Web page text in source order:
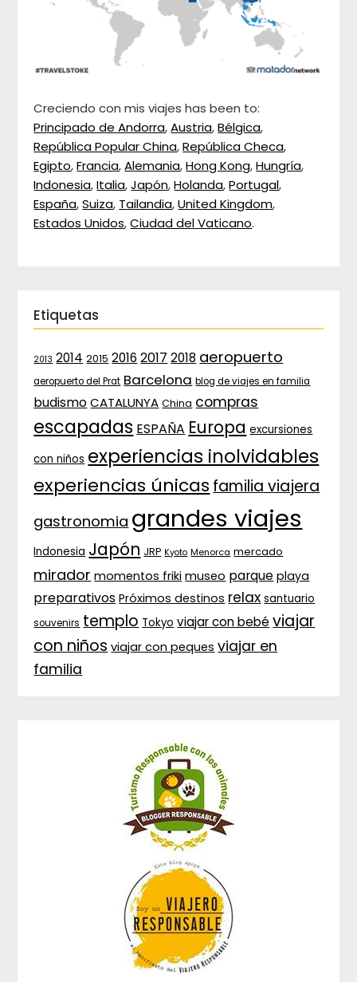
Creciendo con mis viajes has been to:
Principado de Andorra,Austria,Bélgica,
República Popular China,República Checa,
Egipto,Francia,Alemania,Hong Kong,Hungría,
Indonesia,Italia,Japón,Holanda,Portugal,
España,Suiza, Tailandia,United Kingdom,
Estados Unidos,Ciudad del Vaticano.
Etiquetas
2013 2014 2015 2016 2017 2018 aeropuerto
aeropuerto del Prat Barcelona blog de viajes en familia
budismo CATALUNYA China compras
escapadas ESPAÑA Europa excursiones
con niños experiencias inolvidables
experiencias únicas familia viajera
gastronomia grandes viajes
Indonesia Japón JRP Kyoto Menorca mercado
mirador momentos friki museo parque playa
preparativos Próximos destinos relax santuario
souvenirs templo Tokyo viajar con bebé viajar
con niños viajar con peques viajar en
familia